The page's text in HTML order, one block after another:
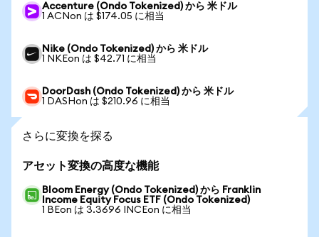
Accenture (Ondo Tokenized) から 米ドル
1 ACNon は $174.05 に相当
Nike (Ondo Tokenized) から 米ドル
1 NKEon は $42.71 に相当
DoorDash (Ondo Tokenized) から 米ドル
1 DASHon は $210.96 に相当
さらに変換を探る
アセット変換の高度な機能
Bloom Energy (Ondo Tokenized) から Franklin
Income Equity Focus ETF (Ondo Tokenized)
1 BEon は 3.3696 INCEon に相当